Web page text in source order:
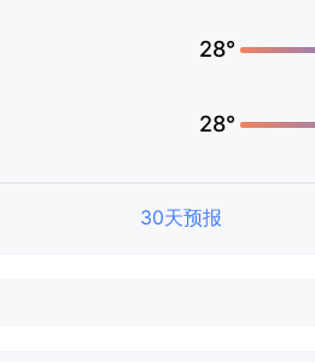
28°
28°
30天预报